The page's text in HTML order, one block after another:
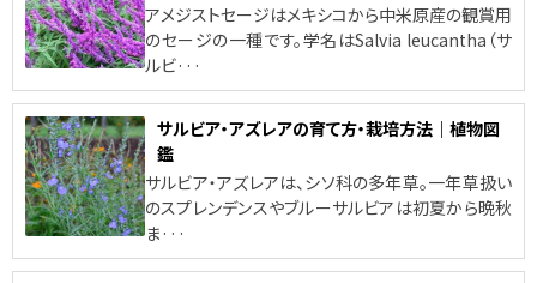
アメジストセージはメキシコから中米原産の観賞用
のセージの一種です。学名はSalvia leucantha（サ
ルビ···
サルビア・アズレアの育て方・栽培方法｜植物図
鑑
サルビア・アズレアは、シソ科の多年草。一年草扱い
のスプレンデンスやブルーサルビアは初夏から晩秋
ま···